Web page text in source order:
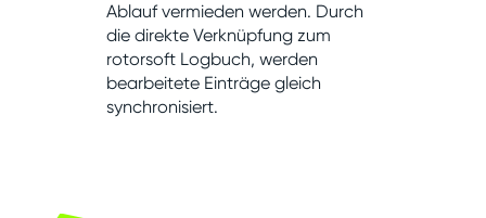
Ablauf vermieden werden. Durch
die direkte Verknüpfung zum
rotorsoft Logbuch, werden
bearbeitete Einträge gleich
synchronisiert.